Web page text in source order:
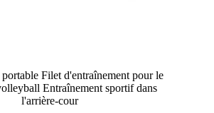
Filet d'entraînement pour le
Entraînement sportif dans
l'arrière-cour